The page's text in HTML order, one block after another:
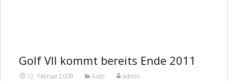
Golf VII kommt bereits Ende 2011
12. Februar 2009 Auto admin